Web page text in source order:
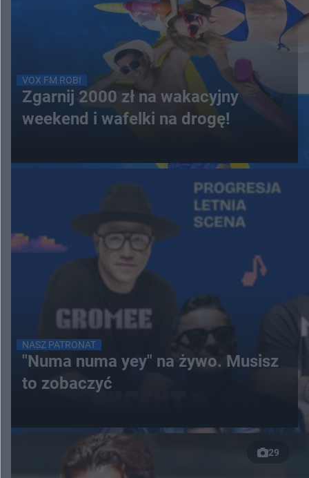
VOX FM ROBI
Zgarnij 2000 zł na wakacyjny
weekend i wafelki na drogę!
NASZ PATRONAT
"Numa numa yey" na żywo. Musisz
to zobaczyć
29